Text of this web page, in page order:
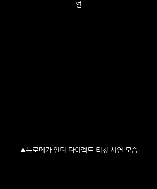
연
▲뉴로메카 인디 다이렉트 티칭 시연 모습